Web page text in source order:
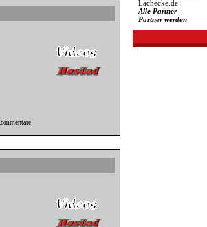
Lachecke.de
Alle Partner
Partner werden